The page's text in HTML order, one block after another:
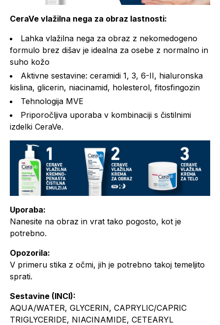
CeraVe vlažilna nega za obraz lastnosti:
Lahka vlažilna nega za obraz z nekomedogeno
formulo brez dišav je idealna za osebe z normalno in
suho kožo
Aktivne sestavine: ceramidi 1, 3, 6-II, hialuronska
kislina, glicerin, niacinamid, holesterol, fitosfingozin
Tehnologija MVE
Priporočljiva uporaba v kombinaciji s čistilnimi
izdelki CeraVe.
Uporaba:
Nanesite na obraz in vrat tako pogosto, kot je
potrebno.
Opozorila:
V primeru stika z očmi, jih je potrebno takoj temeljito
sprati.
Sestavine (INCI):
AQUA/WATER, GLYCERIN, CAPRYLIC/CAPRIC
TRIGLYCERIDE, NIACINAMIDE, CETEARYL